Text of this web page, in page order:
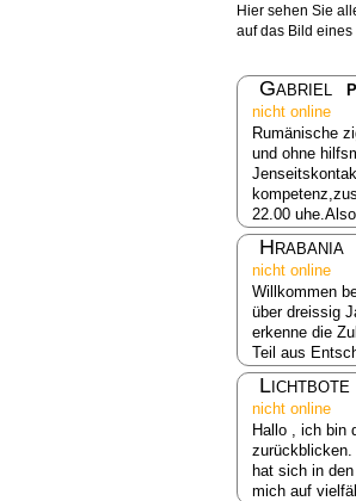
Hier sehen Sie
auf das Bild
Gabriel
nicht online
Rumänische
und ohne
22.00
Hrabania
nicht online
Willkommen
über dreissig
erkenne die
Teil aus
nicht online
Hallo , ich bin
zurückblicken.
hat sich in
mich auf